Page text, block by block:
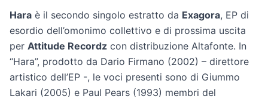
Hara è il secondo singolo estratto da Exagora, EP di
esordio dell’omonimo collettivo e di prossima uscita
per Attitude Recordz con distribuzione Altafonte. In
“Hara”, prodotto da Dario Firmano (2002) – direttore
artistico dell’EP -, le voci presenti sono di Giummo
Lakari (2005) e Paul Pears (1993) membri del